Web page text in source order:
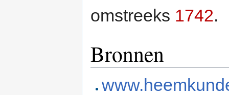
omstreeks 1742.
Bronnen